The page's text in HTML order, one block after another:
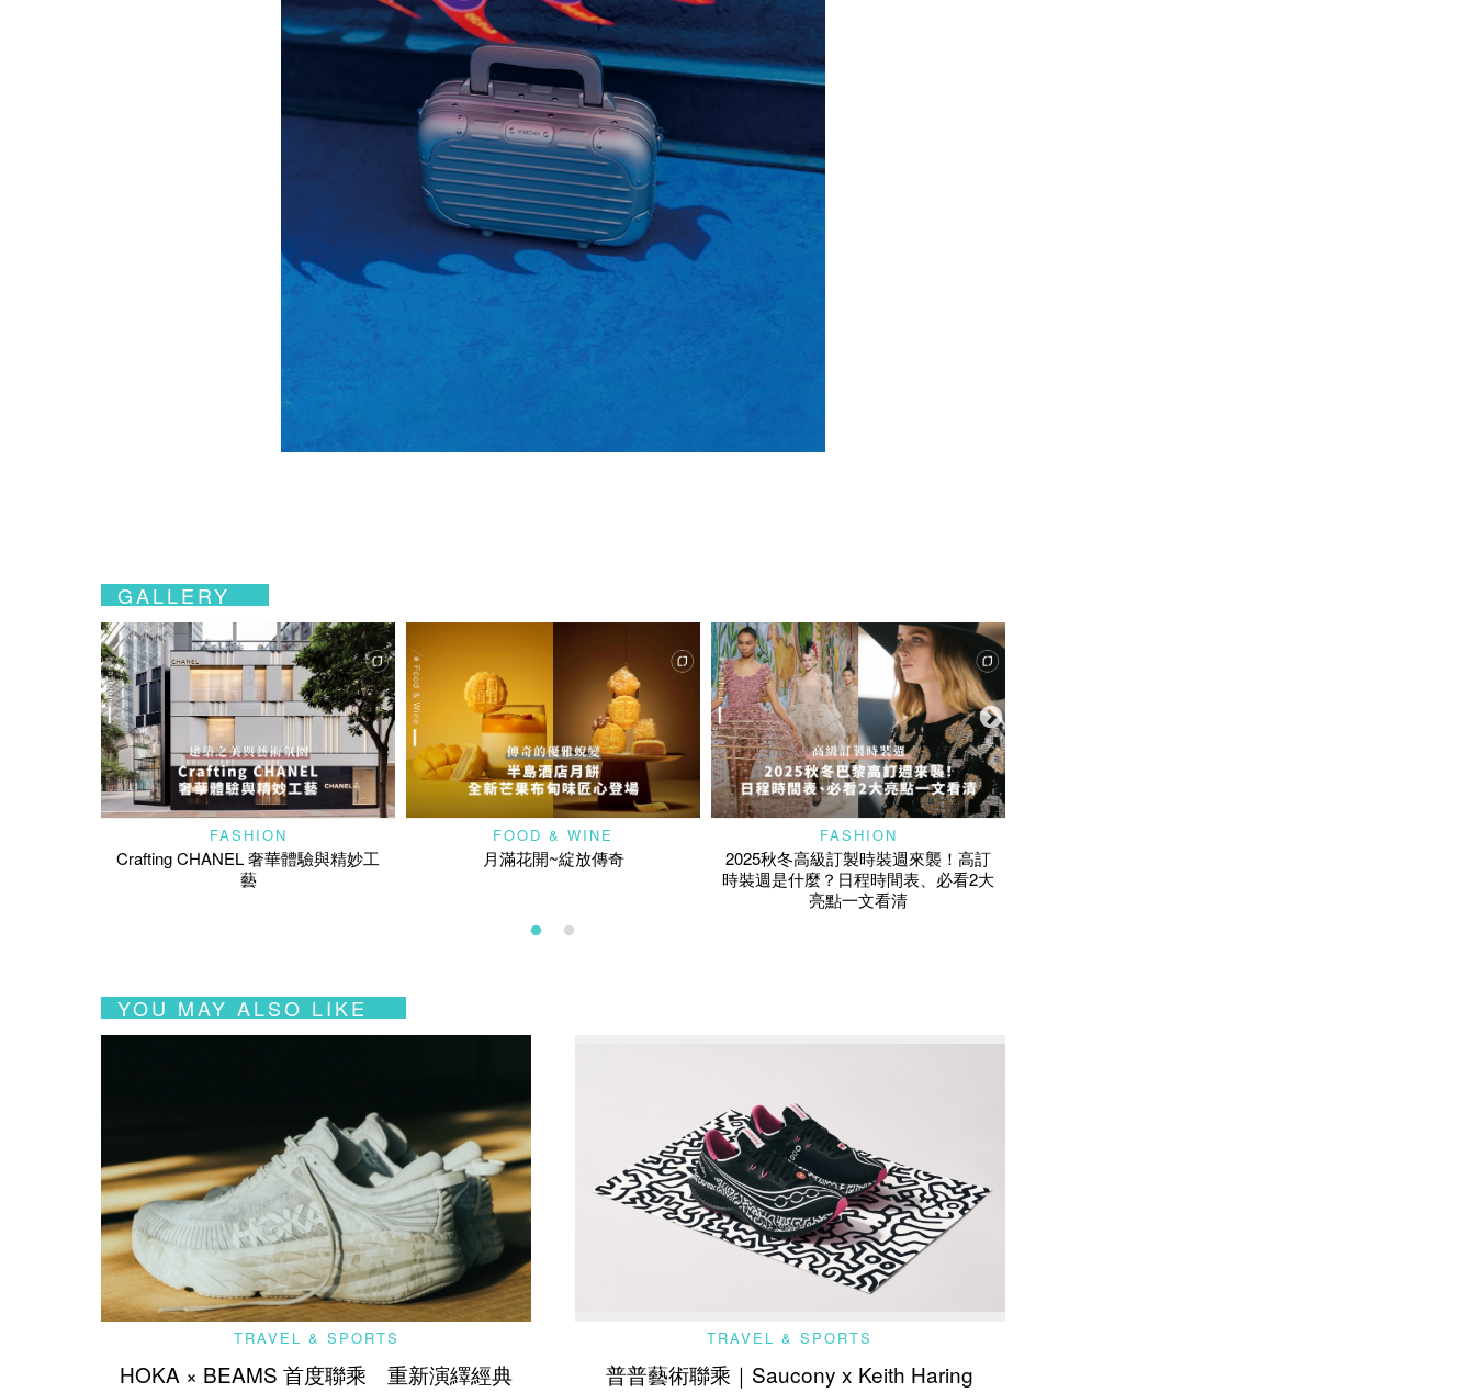
GALLERY
FASHION
Crafting CHANEL 奢華體驗與精妙工
藝
FOOD & WINE
月滿花開~綻放傳奇
FASHION
2025秋冬高級訂製時裝週來襲！高訂
時裝週是什麼？日程時間表、必看2大
亮點一文看清
YOU MAY ALSO LIKE
TRAVEL & SPORTS
HOKA × BEAMS 首度聯乘 重新演繹經典
TRAVEL & SPORTS
普普藝術聯乘｜Saucony x Keith Haring